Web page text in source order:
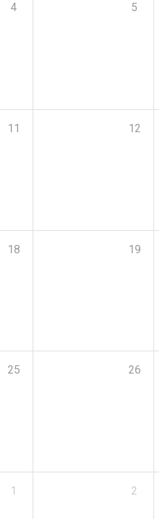
4 5
11 12
18 19
25 26
1 2